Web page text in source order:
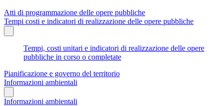
Atti di programmazione delle opere pubbliche
Tempi costi e indicatori di realizzazione delle opere pubbliche
Tempi, costi unitari e indicatori di realizzazione delle opere
pubbliche in corso o completate
Pianificazione e governo del territorio
Informazioni ambientali
Informazioni ambientali